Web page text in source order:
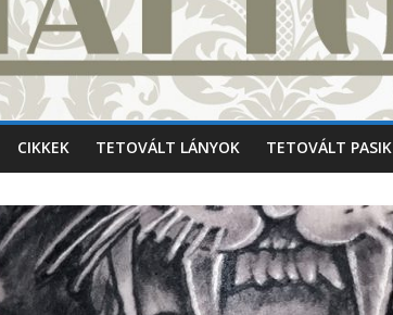
CIKKEK TETOVÁLT LÁNYOK TETOVÁLT PASIK